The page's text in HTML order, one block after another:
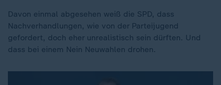
Davon einmal abgesehen weiß die SPD, dass
Nachverhandlungen, wie von der Parteijugend
gefordert, doch eher unrealistisch sein dürften. Und
dass bei einem Nein Neuwahlen drohen.